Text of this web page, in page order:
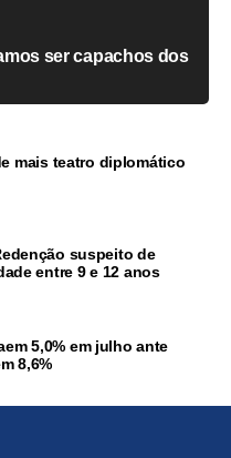
ser capachos dos
mais teatro diplomático
suspeito de
entre 9 e 12 anos
5,0% em julho ante
8,6%